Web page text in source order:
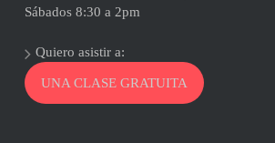
Sábados 8:30 a 2pm
Quiero asistir a:
UNA CLASE GRATUITA